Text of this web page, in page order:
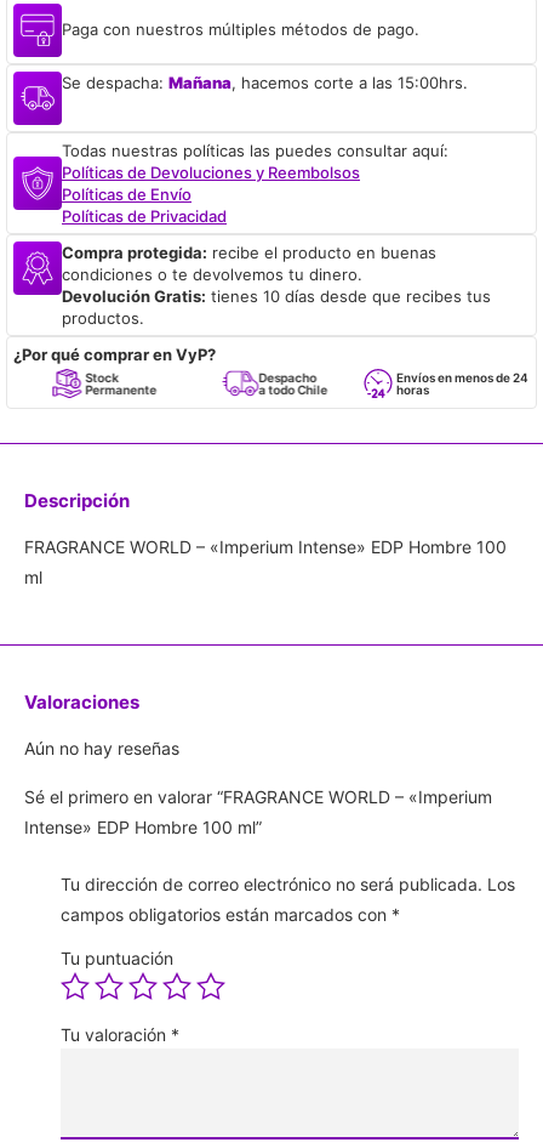
Paga con nuestros múltiples métodos de pago.
Se despacha: Mañana, hacemos corte a las 15:00hrs.
Todas nuestras políticas las puedes consultar aquí:
Políticas de Devoluciones y Reembolsos
Políticas de Envío
Políticas de Privacidad
Compra protegida: recibe el producto en buenas
condiciones o te devolvemos tu dinero.
Devolución Gratis: tienes 10 días desde que recibes tus
productos.
¿Por qué comprar en VyP?
Stock
Permanente
Despacho
a todo Chile
Envíos en menos de 24
horas
Descripción
FRAGRANCE WORLD – «Imperium Intense» EDP Hombre 100
ml
Valoraciones
Aún no hay reseñas
Sé el primero en valorar “FRAGRANCE WORLD – «Imperium
Intense» EDP Hombre 100 ml”
Tu dirección de correo electrónico no será publicada. Los
campos obligatorios están marcados con *
Tu puntuación
Tu valoración *